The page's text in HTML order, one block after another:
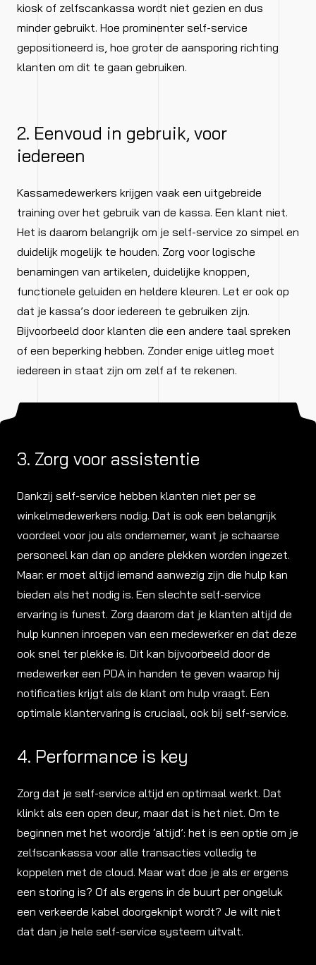
kiosk of zelfscankassa wordt niet gezien en dus
minder gebruikt. Hoe prominenter self-service
gepositioneerd is, hoe groter de aansporing richting
klanten om dit te gaan gebruiken.
2. Eenvoud in gebruik, voor
iedereen
Kassamedewerkers krijgen vaak een uitgebreide
training over het gebruik van de kassa. Een klant niet.
Het is daarom belangrijk om je self-service zo simpel en
duidelijk mogelijk te houden. Zorg voor logische
benamingen van artikelen, duidelijke knoppen,
functionele geluiden en heldere kleuren. Let er ook op
dat je kassa’s door iedereen te gebruiken zijn.
Bijvoorbeeld door klanten die een andere taal spreken
of een beperking hebben. Zonder enige uitleg moet
iedereen in staat zijn om zelf af te rekenen.
3. Zorg voor assistentie
Dankzij self-service hebben klanten niet per se
winkelmedewerkers nodig. Dat is ook een belangrijk
voordeel voor jou als ondernemer, want je schaarse
personeel kan dan op andere plekken worden ingezet.
Maar: er moet altijd iemand aanwezig zijn die hulp kan
bieden als het nodig is. Een slechte self-service
ervaring is funest. Zorg daarom dat je klanten altijd de
hulp kunnen inroepen van een medewerker en dat deze
ook snel ter plekke is. Dit kan bijvoorbeeld door de
medewerker een PDA in handen te geven waarop hij
notificaties krijgt als de klant om hulp vraagt. Een
optimale klantervaring is cruciaal, ook bij self-service.
4. Performance is key
Zorg dat je self-service altijd en optimaal werkt. Dat
klinkt als een open deur, maar dat is het niet. Om te
beginnen met het woordje ‘altijd’: het is een optie om je
zelfscankassa voor alle transacties volledig te
koppelen met de cloud. Maar wat doe je als er ergens
een storing is? Of als ergens in de buurt per ongeluk
een verkeerde kabel doorgeknipt wordt? Je wilt niet
dat dan je hele self-service systeem uitvalt.